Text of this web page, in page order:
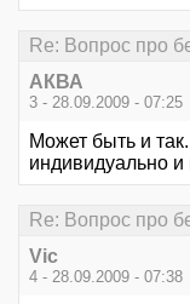
Re: Вопрос про
АКВА
3 - 28.09.2009 - 07:25
Может быть и
индивидуально и
Re: Вопрос про
Vic
4 - 28.09.2009 - 07:38